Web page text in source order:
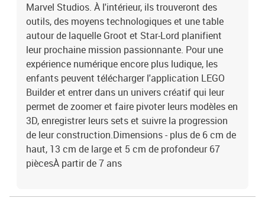
Marvel Studios. À l'intérieur, ils trouveront des
outils, des moyens technologiques et une table
autour de laquelle Groot et Star-Lord planifient
leur prochaine mission passionnante. Pour une
expérience numérique encore plus ludique, les
enfants peuvent télécharger l'application LEGO
Builder et entrer dans un univers créatif qui leur
permet de zoomer et faire pivoter leurs modèles en
3D, enregistrer leurs sets et suivre la progression
de leur construction.Dimensions - plus de 6 cm de
haut, 13 cm de large et 5 cm de profondeur 67
piècesÀ partir de 7 ans